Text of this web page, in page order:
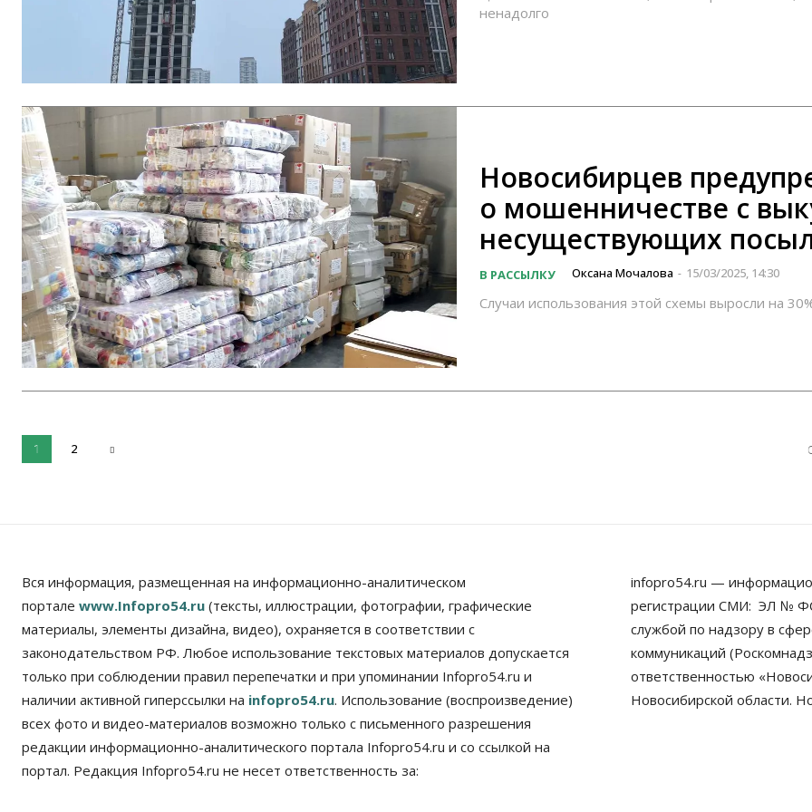
ненадолго
Новосибирцев
о мошенничестве с
несуществующих
В РАССЫЛКУ Оксана Мочалова - 15/03/2025, 14:30
Случаи использования этой схемы выросли на
1 2
Вся информация, размещенная на информационно-аналитическом
портале www.Infopro54.ru (тексты, иллюстрации, фотографии, графические
материалы, элементы дизайна, видео), охраняется в соответствии с
законодательством РФ. Любое использование текстовых материалов допускается
только при соблюдении правил перепечатки и при упоминании Infopro54.ru и
наличии активной гиперссылки на infopro54.ru. Использование (воспроизведение)
всех фото и видео-материалов возможно только с письменного разрешения
редакции информационно-аналитического портала Infopro54.ru и со ссылкой на
портал. Редакция Infopro54.ru не несет ответственность за:
infopro54.ru —
регистрации СМИ: ЭЛ №
службой по надзору в
коммуникаций
ответственностью
Новосибирской области.